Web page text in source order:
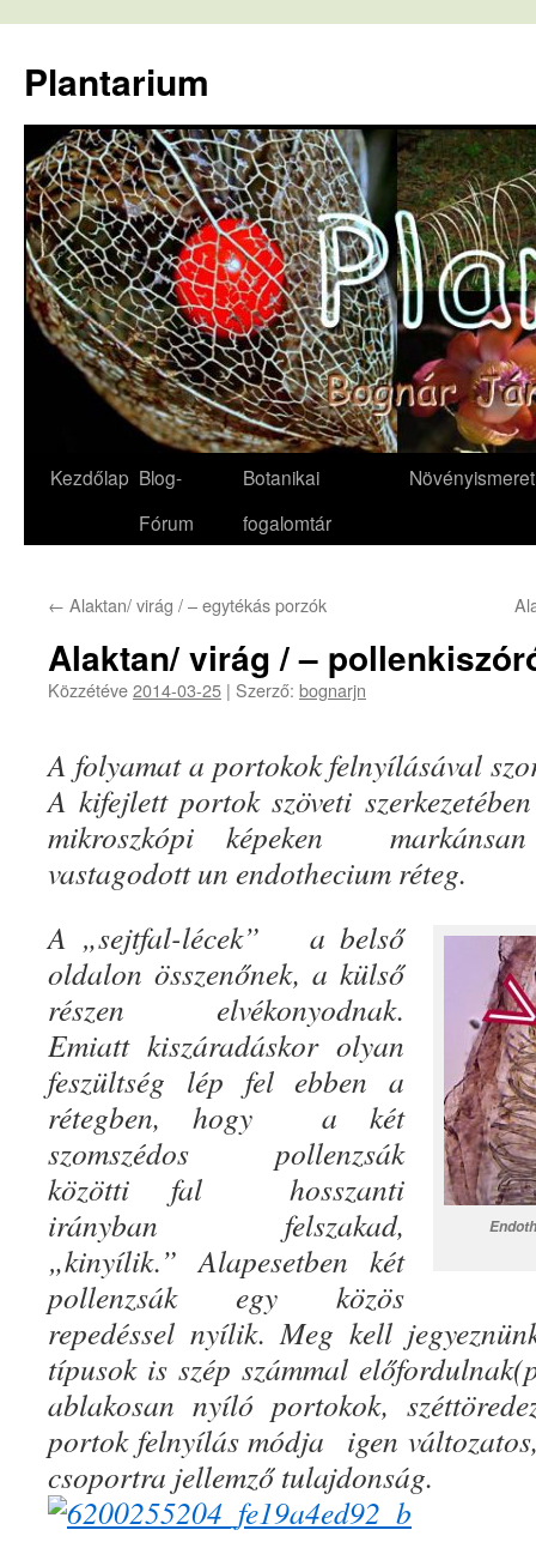
tartalomba
Plantarium
Kezdőlap Blog-
Fórum
Botanikai
fogalomtár
Növényismeret
← Alaktan/ virág / – egytékás porzók
Alaktan/ virág / –
Közzétéve2014-03-25 | Szerző: bognarjn
A folyamat a portokok felnyílásával
A kifejlett portok szöveti
mikroszkópi képeken
vastagodott un endothecium réteg.
A „sejtfal-lécek”
a belső
oldalon összenőnek, a külső
részen elvékonyodnak.
Emiatt kiszáradáskor olyan
feszültség lép fel ebben a
rétegben, hogy
a két
szomszédos pollenzsák
közötti fal
hosszanti
irányban felszakad,
„kinyílik.” Alapesetben két
pollenzsák egy közös
repedéssel nyílik. Meg kell
típusok is szép számmal
ablakosan nyíló portokok,
portok felnyílás módja
igen
csoportra jellemző tulajdonság.